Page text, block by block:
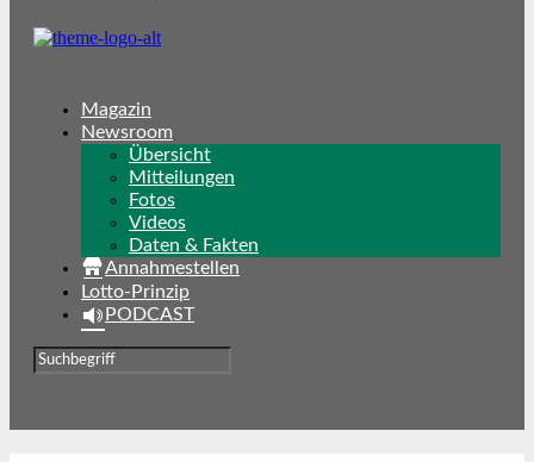
Magazin
Newsroom
Übersicht
Mitteilungen
Fotos
Videos
Daten & Fakten
Annahmestellen
Lotto-Prinzip
PODCAST